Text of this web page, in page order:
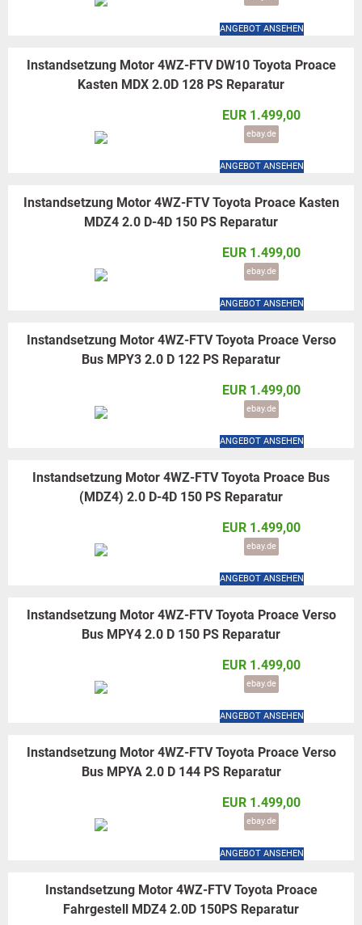
ANGEBOT ANSEHEN
Instandsetzung Motor 4WZ-FTV DW10 Toyota Proace
Kasten MDX 2.0D 128 PS Reparatur
EUR 1.499,00
ebay.de
ANGEBOT ANSEHEN
Instandsetzung Motor 4WZ-FTV Toyota Proace Kasten
MDZ4 2.0 D-4D 150 PS Reparatur
EUR 1.499,00
ebay.de
ANGEBOT ANSEHEN
Instandsetzung Motor 4WZ-FTV Toyota Proace Verso
Bus MPY3 2.0 D 122 PS Reparatur
EUR 1.499,00
ebay.de
ANGEBOT ANSEHEN
Instandsetzung Motor 4WZ-FTV Toyota Proace Bus
(MDZ4) 2.0 D-4D 150 PS Reparatur
EUR 1.499,00
ebay.de
ANGEBOT ANSEHEN
Instandsetzung Motor 4WZ-FTV Toyota Proace Verso
Bus MPY4 2.0 D 150 PS Reparatur
EUR 1.499,00
ebay.de
ANGEBOT ANSEHEN
Instandsetzung Motor 4WZ-FTV Toyota Proace Verso
Bus MPYA 2.0 D 144 PS Reparatur
EUR 1.499,00
ebay.de
ANGEBOT ANSEHEN
Instandsetzung Motor 4WZ-FTV Toyota Proace
Fahrgestell MDZ4 2.0D 150PS Reparatur